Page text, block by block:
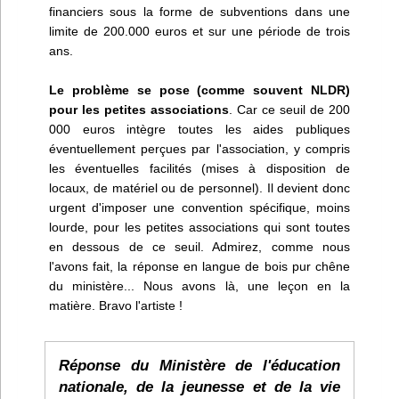
financiers sous la forme de subventions dans une
limite de 200.000 euros et sur une période de trois
ans.
Le problème se pose (comme souvent NLDR)
pour les petites associations . Car ce seuil de 200
000 euros intègre toutes les aides publiques
éventuellement perçues par l'association, y compris
les éventuelles facilités (mises à disposition de
locaux, de matériel ou de personnel). Il devient donc
urgent d'imposer une convention spécifique, moins
lourde, pour les petites associations qui sont toutes
en dessous de ce seuil. Admirez, comme nous
l'avons fait, la réponse en langue de bois pur chêne
du ministère... Nous avons là, une leçon en la
matière. Bravo l'artiste !
Réponse du Ministère de l'éducation
nationale, de la jeunesse et de la vie